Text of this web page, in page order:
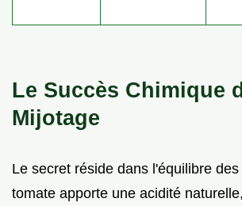
Le Succès Chimique
Mijotage
Le secret réside dans l'équilibre
tomate apporte une acidité